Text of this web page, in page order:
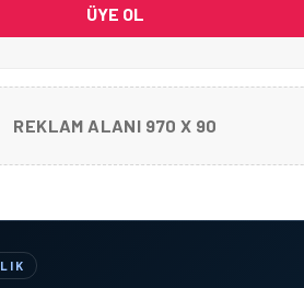
ÜYE OL
REKLAM ALANI 970 X 90